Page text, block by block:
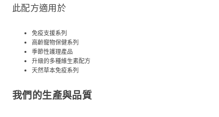
此配方適用於
免疫支援系列
高齡寵物保健系列
季節性護理產品
升級的多種維生素配方
天然草本免疫系列
我們的生產與品質